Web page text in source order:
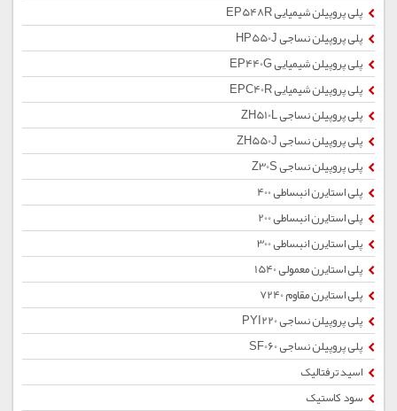
پلی پروپیلن شیمیایی EP548R
پلی پروپیلن نساجی HP550J
پلی پروپیلن شیمیایی EP440G
پلی پروپیلن شیمیایی EPC40R
پلی پروپیلن نساجی ZH510L
پلی پروپیلن نساجی ZH550J
پلی پروپیلن نساجی Z30S
پلی استایرن انبساطی 400
پلی استایرن انبساطی 200
پلی استایرن انبساطی 300
پلی استایرن معمولی 1540
پلی استایرن مقاوم 7240
پلی پروپیلن نساجی PYI220
پلی پروپیلن نساجی SF060
اسید ترفتالیک
سود کاستیک